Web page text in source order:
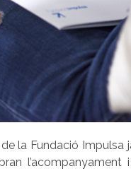
la Fundació